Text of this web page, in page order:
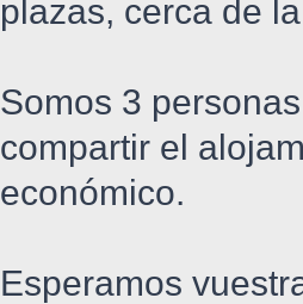
plazas, cerca de
Somos 3
compartir el
económico.
Esperamos